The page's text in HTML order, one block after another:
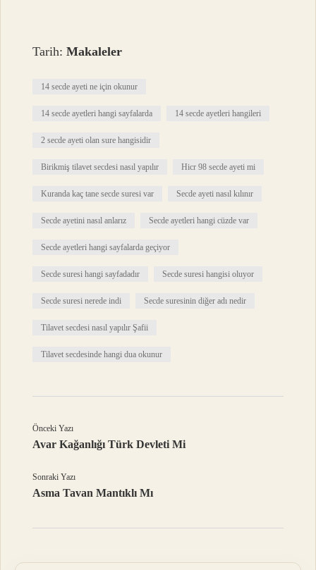
Tarih:Makaleler
14 secde ayeti ne için okunur
14 secde ayetleri hangi sayfalarda 14 secde ayetleri hangileri
2 secde ayeti olan sure hangisidir
Birikmiş tilavet secdesi nasıl yapılır Hicr 98 secde ayeti mi
Kuranda kaç tane secde suresi var Secde ayeti nasıl kılınır
Secde ayetini nasıl anlarız Secde ayetleri hangi cüzde var
Secde ayetleri hangi sayfalarda geçiyor
Secde suresi hangi sayfadadır Secde suresi hangisi oluyor
Secde suresi nerede indi Secde suresinin diğer adı nedir
Tilavet secdesi nasıl yapılır Şafii
Tilavet secdesinde hangi dua okunur
Önceki Yazı
Avar Kağanlığı Türk Devleti Mi
Sonraki Yazı
Asma Tavan Mantıklı Mı